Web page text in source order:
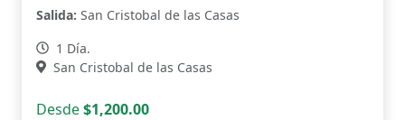
Salida: San Cristobal de las Casas
1 Día.
San Cristobal de las Casas
Desde$1,200.00